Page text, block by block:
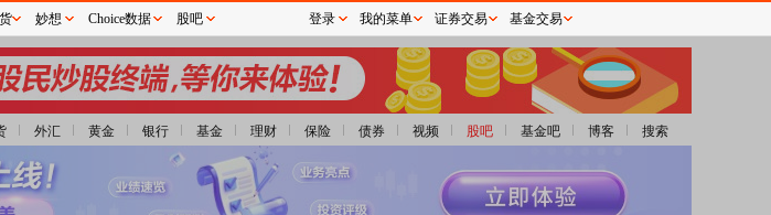
外汇 黄金 银行 基金 理财 保险 债券 视频 股吧 基金吧 博客 搜索
妙想 Choice数据 股吧 登录 我的菜单 证券交易 基金交易